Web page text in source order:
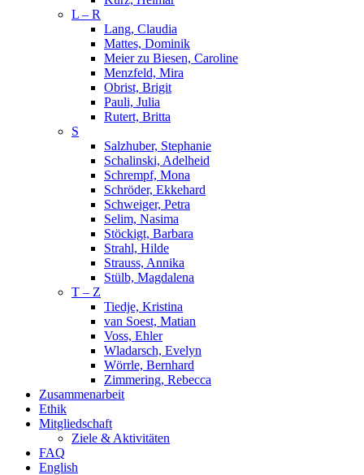
L – R
Lang, Claudia
Mattes, Dominik
Meier zu Biesen, Caroline
Menzfeld, Mira
Obrist, Brigit
Pauli, Julia
Rutert, Britta
S
Salzhuber, Stephanie
Schalinski, Adelheid
Schrempf, Mona
Schröder, Ekkehard
Schweiger, Petra
Selim, Nasima
Stöckigt, Barbara
Strahl, Hilde
Strauss, Annika
Stülb, Magdalena
T – Z
Tiedje, Kristina
van Soest, Matian
Voss, Ehler
Wladarsch, Evelyn
Wörrle, Bernhard
Zimmering, Rebecca
Zusammenarbeit
Ethik
Mitgliedschaft
Ziele & Aktivitäten
FAQ
English